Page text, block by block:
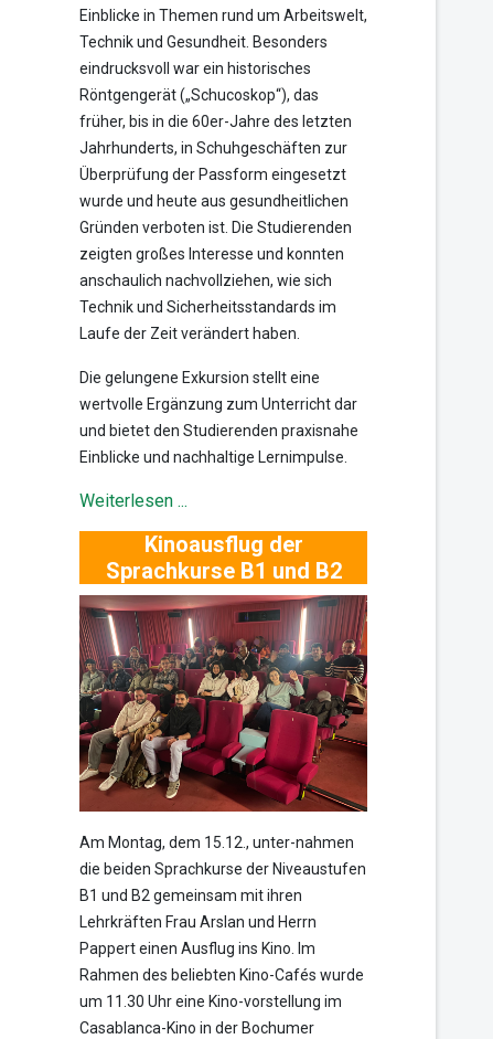
Einblicke in Themen rund um Arbeitswelt,
Technik und Gesundheit. Besonders
eindrucksvoll war ein historisches
Röntgengerät („Schucoskop“), das
früher, bis in die 60er-Jahre des letzten
Jahrhunderts, in Schuhgeschäften zur
Überprüfung der Passform eingesetzt
wurde und heute aus gesundheitlichen
Gründen verboten ist. Die Studierenden
zeigten großes Interesse und konnten
anschaulich nachvollziehen, wie sich
Technik und Sicherheitsstandards im
Laufe der Zeit verändert haben.
Die gelungene Exkursion stellt eine
wertvolle Ergänzung zum Unterricht dar
und bietet den Studierenden praxisnahe
Einblicke und nachhaltige Lernimpulse.
Weiterlesen ...
Kinoausflug der
Sprachkurse B1 und B2
Am Montag, dem 15.12., unter-nahmen
die beiden Sprachkurse der Niveaustufen
B1 und B2 gemeinsam mit ihren
Lehrkräften Frau Arslan und Herrn
Pappert einen Ausflug ins Kino. Im
Rahmen des beliebten Kino-Cafés wurde
um 11.30 Uhr eine Kino-vorstellung im
Casablanca-Kino in der Bochumer